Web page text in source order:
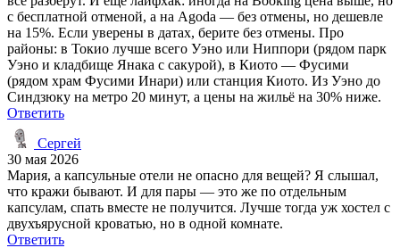
с бесплатной отменой, а на Agoda — без отмены, но дешевле
на 15%. Если уверены в датах, берите без отмены. Про
районы: в Токио лучше всего Уэно или Ниппори (рядом парк
Уэно и кладбище Янака с сакурой), в Киото — Фусими
(рядом храм Фусими Инари) или станция Киото. Из Уэно до
Синдзюку на метро 20 минут, а цены на жильё на 30% ниже.
Ответить
Сергей
30 мая 2026
Мария, а капсульные отели не опасно для вещей? Я слышал,
что кражи бывают. И для пары — это же по отдельным
капсулам, спать вместе не получится. Лучше тогда уж хостел с
двухъярусной кроватью, но в одной комнате.
Ответить